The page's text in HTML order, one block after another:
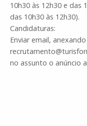
10h30 às 12h30 e das
das 10h30 às 12h30).
Candidaturas:
Enviar email,
no assunto o anúncio